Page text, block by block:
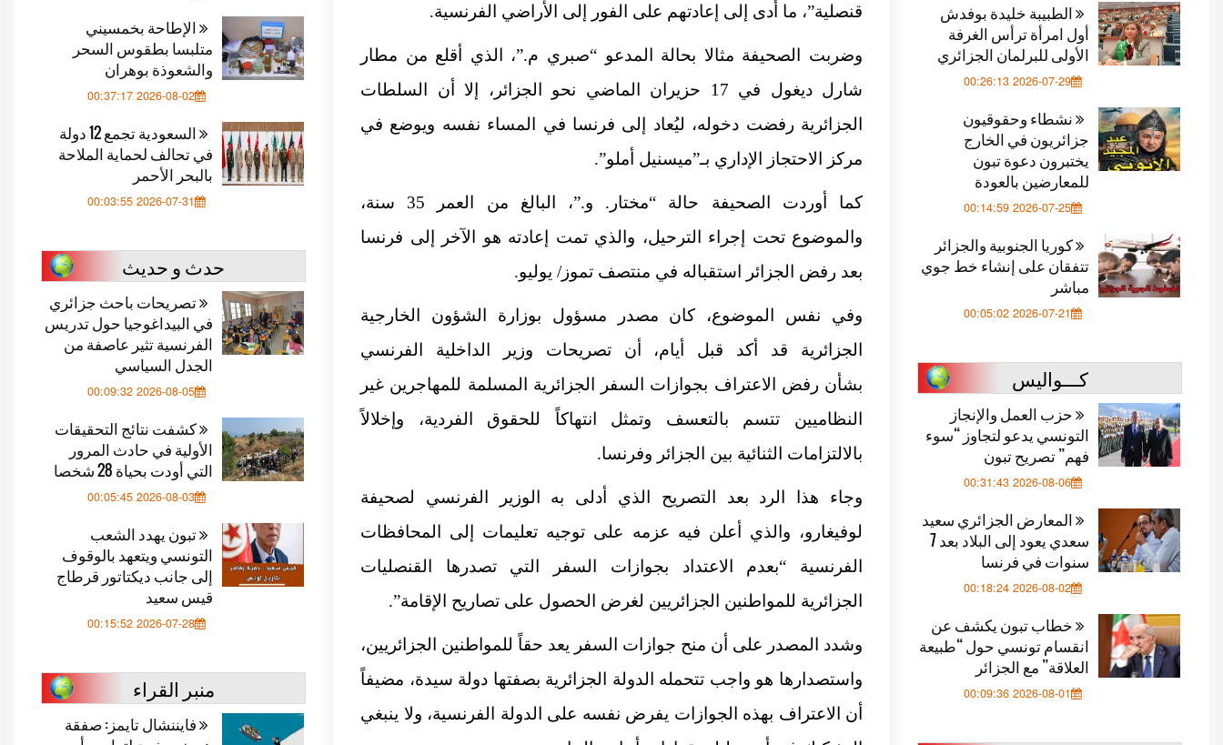
الإطاحة بخمسيني
متلبسا بطقوس السحر
والشعوذة بوهران
2026-08-02 00:37:17
السعودية تجمع 12 دولة
في تحالف لحماية الملاحة
بالبحر الأحمر
2026-07-31 00:03:55
حدث و حديث
تصريحات باحث جزائري
في البيداغوجيا حول تدريس
الفرنسية تثير عاصفة من
الجدل السياسي
2026-08-05 00:09:32
كشفت نتائج التحقيقات
الأولية في حادث المرور
التي أودت بحياة 28 شخصا
2026-08-03 00:05:45
تبون يهدد الشعب
التونسي ويتعهد بالوقوف
إلى جانب ديكتاتور قرطاج
قيس سعيد
2026-07-28 00:15:52
منبر القراء
فايننشال تايمز: صفقة
قنصلية”، ما أدى إلى إعادتهم على الفور إلى الأراضي الفرنسية.
وضربت الصحيفة مثالا بحالة المدعو “صبري م.”، الذي أقلع من مطار
شارل ديغول في 17 حزيران الماضي نحو الجزائر، إلا أن السلطات
الجزائرية رفضت دخوله، ليُعاد إلى فرنسا في المساء نفسه ويوضع في
مركز الاحتجاز الإداري بـ”ميسنيل أملو”.
كما أوردت الصحيفة حالة “مختار. و.”، البالغ من العمر 35 سنة،
والموضوع تحت إجراء الترحيل، والذي تمت إعادته هو الآخر إلى فرنسا
بعد رفض الجزائر استقباله في منتصف تموز/ يوليو.
وفي نفس الموضوع، كان مصدر مسؤول بوزارة الشؤون الخارجية
الجزائرية قد أكد قبل أيام، أن تصريحات وزير الداخلية الفرنسي
بشأن رفض الاعتراف بجوازات السفر الجزائرية المسلمة للمهاجرين غير
النظاميين تتسم بالتعسف وتمثل انتهاكاً للحقوق الفردية، وإخلالاً
بالالتزامات الثنائية بين الجزائر وفرنسا.
وجاء هذا الرد بعد التصريح الذي أدلى به الوزير الفرنسي لصحيفة
لوفيغارو، والذي أعلن فيه عزمه على توجيه تعليمات إلى المحافظات
الفرنسية “بعدم الاعتداد بجوازات السفر التي تصدرها القنصليات
الجزائرية للمواطنين الجزائريين لغرض الحصول على تصاريح الإقامة”.
وشدد المصدر على أن منح جوازات السفر يعد حقاً للمواطنين الجزائريين،
واستصدارها هو واجب تتحمله الدولة الجزائرية بصفتها دولة سيدة، مضيفاً
أن الاعتراف بهذه الجوازات يفرض نفسه على الدولة الفرنسية، ولا ينبغي
الطبيبة خليدة بوفدش
أول امرأة ترأس الغرفة
الأولى للبرلمان الجزائري
2026-07-29 00:26:13
نشطاء وحقوقيون
جزائريون في الخارج
يختبرون دعوة تبون
للمعارضين بالعودة
2026-07-25 00:14:59
كوريا الجنوبية والجزائر
تتفقان على إنشاء خط جوي
مباشر
2026-07-21 00:05:02
كـــواليس
حزب العمل والإنجاز
التونسي يدعو لتجاوز “سوء
فهم” تصريح تبون
2026-08-06 00:31:43
المعارض الجزائري سعيد
سعدي يعود إلى البلاد بعد 7
سنوات في فرنسا
2026-08-02 00:18:24
خطاب تبون يكشف عن
انقسام تونسي حول “طبيعة
العلاقة” مع الجزائر
2026-08-01 00:09:36